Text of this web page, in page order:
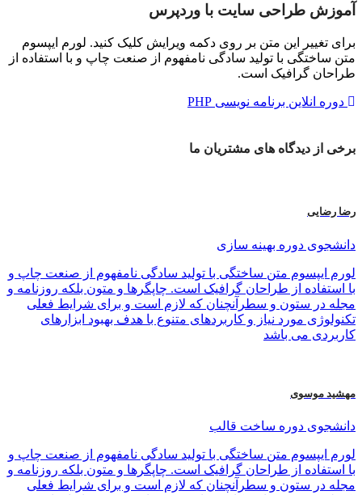
بود.
آموزش طراحی سایت با وردپرس
برای تغییر این متن بر روی دکمه ویرایش کلیک کنید. لورم ایپسوم
متن ساختگی با تولید سادگی نامفهوم از صنعت چاپ و با استفاده از
طراحان گرافیک است.
دوره انلاین برنامه نویسی PHP
برخی از دیدگاه های مشتریان ما
رضا رضایی
دانشجوی دوره بهینه سازی
لورم ایپسوم متن ساختگی با تولید سادگی نامفهوم از صنعت چاپ و
با استفاده از طراحان گرافیک است. چاپگرها و متون بلکه روزنامه و
مجله در ستون و سطرآنچنان که لازم است و برای شرایط فعلی
تکنولوژی مورد نیاز و کاربردهای متنوع با هدف بهبود ابزارهای
کاربردی می باشد
مهشید موسوی
دانشجوی دوره ساخت قالب
لورم ایپسوم متن ساختگی با تولید سادگی نامفهوم از صنعت چاپ و
با استفاده از طراحان گرافیک است. چاپگرها و متون بلکه روزنامه و
مجله در ستون و سطرآنچنان که لازم است و برای شرایط فعلی